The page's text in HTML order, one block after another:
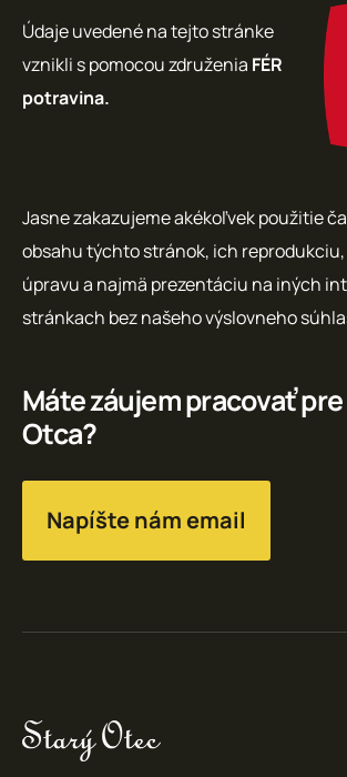
Údaje uvedené na tejto stránke
vznikli s pomocou združenia FÉR
potravina.
Jasne zakazujeme akékoľvek použitie
obsahu týchto stránok, ich
úpravu a najmä prezentáciu na iných
stránkach bez našeho výslovneho
Máte záujem pracovať
Otca?
Napíšte nám email